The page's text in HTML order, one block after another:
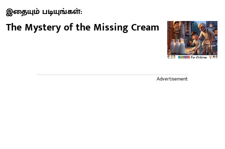
இதையும் படியுங்கள்:
The Mystery of the Missing Cream
Advertisement